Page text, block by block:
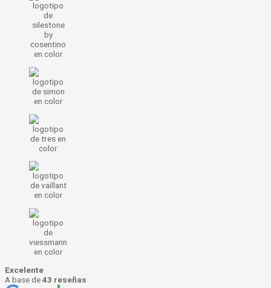
Excelente
A base de43 reseñas